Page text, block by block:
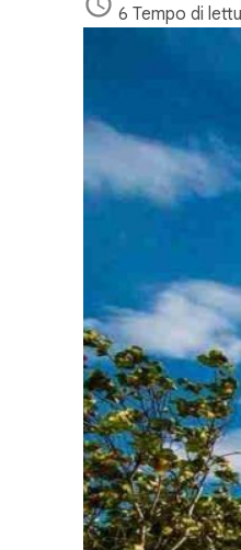
6 Tempo di